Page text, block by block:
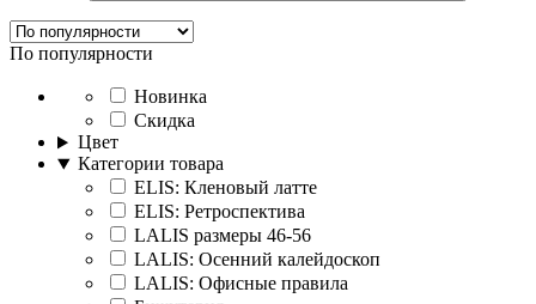
По популярности
Новинка
Скидка
Цвет
Категории товара
ELIS: Кленовый латте
ELIS: Ретроспектива
LALIS размеры 46-56
LALIS: Осенний калейдоскоп
LALIS: Офисные правила